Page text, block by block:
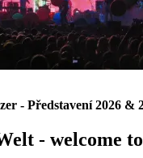
- Představení 2026 &
- welcome